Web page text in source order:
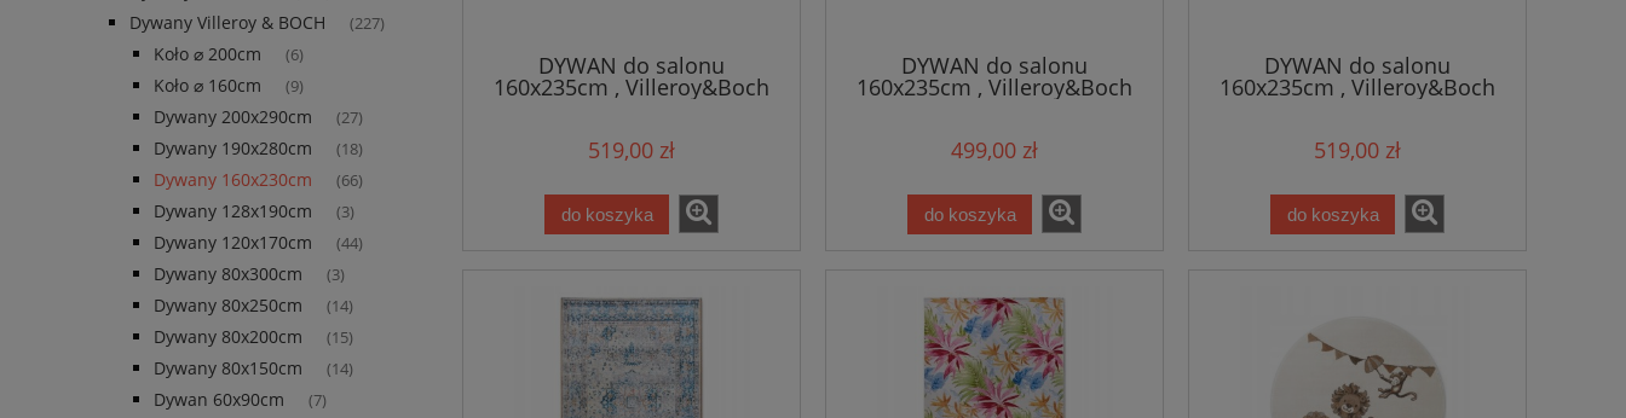
Dywany Villeroy & BOCH (227)
Koło ⌀ 200cm (6)
Koło ⌀ 160cm (9)
Dywany 200x290cm (27)
Dywany 190x280cm (18)
Dywany 160x230cm (66)
Dywany 128x190cm (3)
Dywany 120x170cm (44)
Dywany 80x300cm (3)
Dywany 80x250cm (14)
Dywany 80x200cm (15)
Dywany 80x150cm (14)
Dywan 60x90cm (7)
DYWAN do salonu
160x235cm , Villeroy&Boch
EUGENE,złoty wzór w liście
wewnętrzny
519,00 zł
do koszyka
DYWAN do salonu
160x235cm , Villeroy&Boch
LEONIE,kremowo żółty wzór
zewnętrzno-wewnętrzny
499,00 zł
do koszyka
DYWAN do salonu
160x235cm , Villeroy&Boch
MARTHA,orientalny wzór
wewnętrzny
519,00 zł
do koszyka